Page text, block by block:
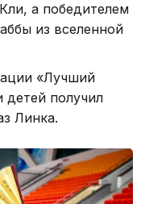
а победителем
из вселенной
«Лучший
детей получил
Линка.